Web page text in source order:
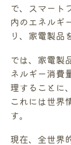
で、スマート
内のエネルギ
り、家電製品
では、家電製
ネルギー消費
理することに
これには世界
す。
現在、全世界